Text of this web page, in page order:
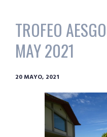
TROFEO
MAY 2021
20 MAYO, 2021